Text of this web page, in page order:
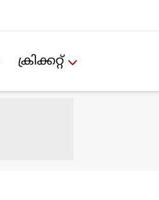
ക്രിക്കറ്റ്‌